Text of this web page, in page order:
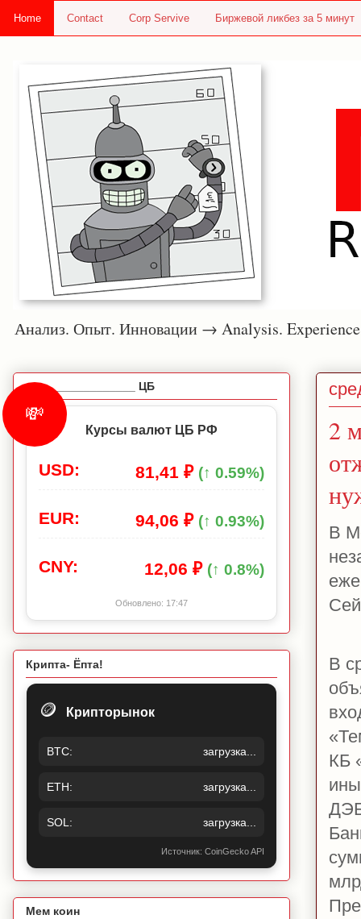
Home Contact Corp Servive Биржевой ликбез за 5 минут
Анализ. Опыт. Инновации → Analysis.
2
В
В
«
КБ
_________________ ЦБ
💸
Курсы валют ЦБ РФ
USD: 81,41 ₽ (↑ 0.59%)
EUR: 94,06 ₽ (↑ 0.93%)
CNY: 12,06 ₽ (↑ 0.8%)
Обновлено: 17:47
Крипта- Ёпта!
🪙 Крипторынок
BTC: загрузка...
ETH: загрузка...
SOL: загрузка...
Источник: CoinGecko API
Мем коин